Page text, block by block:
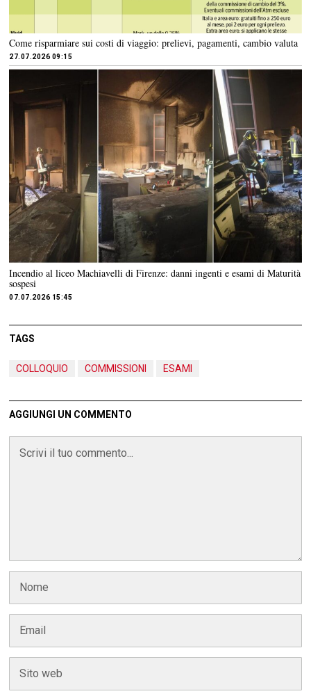
Come risparmiare sui costi di viaggio: prelievi, pagamenti, cambio valuta
27.07.2026 09:15
Incendio al liceo Machiavelli di Firenze: danni ingenti e esami di Maturità
sospesi
07.07.2026 15:45
TAGS
COLLOQUIO COMMISSIONI ESAMI
AGGIUNGI UN COMMENTO